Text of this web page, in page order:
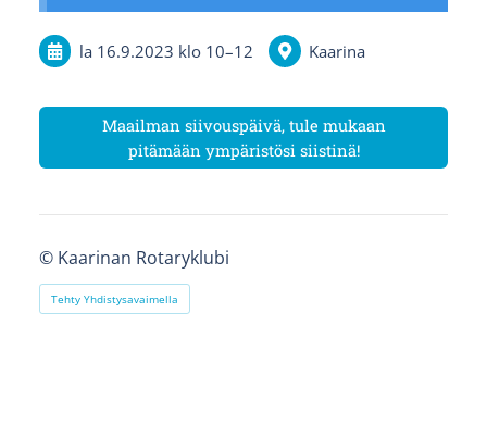
la 16.9.2023 klo 10–12 Kaarina
Maailman siivouspäivä, tule mukaan
pitämään ympäristösi siistinä!
© Kaarinan Rotaryklubi
Tehty Yhdistysavaimella